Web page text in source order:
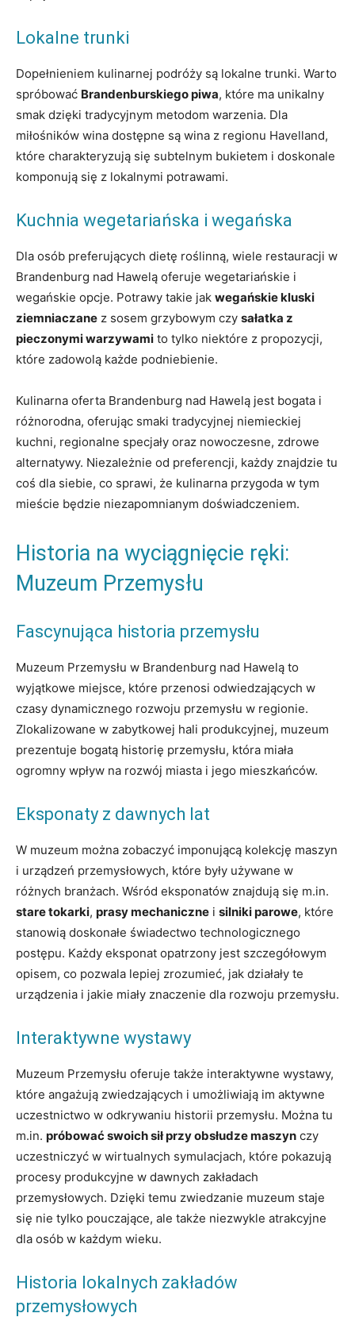
Lokalne trunki
Dopełnieniem kulinarnej podróży są lokalne trunki. Warto
spróbować Brandenburskiego piwa, które ma unikalny
smak dzięki tradycyjnym metodom warzenia. Dla
miłośników wina dostępne są wina z regionu Havelland,
które charakteryzują się subtelnym bukietem i doskonale
komponują się z lokalnymi potrawami.
Kuchnia wegetariańska i wegańska
Dla osób preferujących dietę roślinną, wiele restauracji w
Brandenburg nad Hawelą oferuje wegetariańskie i
wegańskie opcje. Potrawy takie jak wegańskie kluski
ziemniaczane z sosem grzybowym czy sałatka z
pieczonymi warzywami to tylko niektóre z propozycji,
które zadowolą każde podniebienie.
Kulinarna oferta Brandenburg nad Hawelą jest bogata i
różnorodna, oferując smaki tradycyjnej niemieckiej
kuchni, regionalne specjały oraz nowoczesne, zdrowe
alternatywy. Niezależnie od preferencji, każdy znajdzie tu
coś dla siebie, co sprawi, że kulinarna przygoda w tym
mieście będzie niezapomnianym doświadczeniem.
Historia na wyciągnięcie ręki:
Muzeum Przemysłu
Fascynująca historia przemysłu
Muzeum Przemysłu w Brandenburg nad Hawelą to
wyjątkowe miejsce, które przenosi odwiedzających w
czasy dynamicznego rozwoju przemysłu w regionie.
Zlokalizowane w zabytkowej hali produkcyjnej, muzeum
prezentuje bogatą historię przemysłu, która miała
ogromny wpływ na rozwój miasta i jego mieszkańców.
Eksponaty z dawnych lat
W muzeum można zobaczyć imponującą kolekcję maszyn
i urządzeń przemysłowych, które były używane w
różnych branżach. Wśród eksponatów znajdują się m.in.
stare tokarki, prasy mechaniczne i silniki parowe, które
stanowią doskonałe świadectwo technologicznego
postępu. Każdy eksponat opatrzony jest szczegółowym
opisem, co pozwala lepiej zrozumieć, jak działały te
urządzenia i jakie miały znaczenie dla rozwoju przemysłu.
Interaktywne wystawy
Muzeum Przemysłu oferuje także interaktywne wystawy,
które angażują zwiedzających i umożliwiają im aktywne
uczestnictwo w odkrywaniu historii przemysłu. Można tu
m.in. próbować swoich sił przy obsłudze maszyn czy
uczestniczyć w wirtualnych symulacjach, które pokazują
procesy produkcyjne w dawnych zakładach
przemysłowych. Dzięki temu zwiedzanie muzeum staje
się nie tylko pouczające, ale także niezwykle atrakcyjne
dla osób w każdym wieku.
Historia lokalnych zakładów
przemysłowych